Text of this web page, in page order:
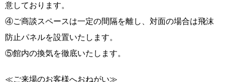
意しております。
④ご商談スペースは一定の間隔を離し、対面の場合は飛沫
防止パネルを設置いたします。
⑤館内の換気を徹底いたします。
≪ご来場のお客様へおねがい≫